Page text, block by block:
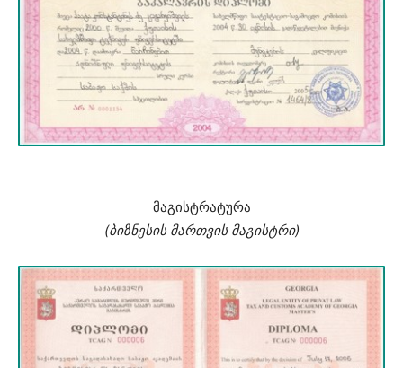
მაგისტრატურა
(ბიზნესის მართვის მაგისტრი)